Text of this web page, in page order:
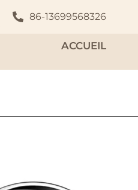
86-13699568326
ACCUEIL